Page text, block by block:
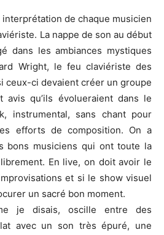
interprétation de chaque musicien
La nappe de son au début
dans les ambiances mystiques
Wright, le feu claviériste des
ceux-ci devaient créer un groupe
avis qu’ils évolueraient dans le
instrumental, sans chant pour
efforts de composition. On a
bons musiciens qui ont toute la
En live, on doit avoir le
et si le show visuel
un sacré bon moment.
je disais, oscille entre des
avec un son très épuré, une